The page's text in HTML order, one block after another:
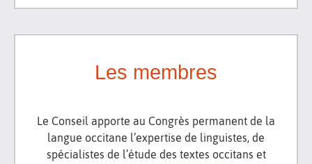
Les membres
Le Conseil apporte au Congrès permanent de la
langue occitane l’expertise de linguistes, de
spécialistes de l’étude des textes occitans et